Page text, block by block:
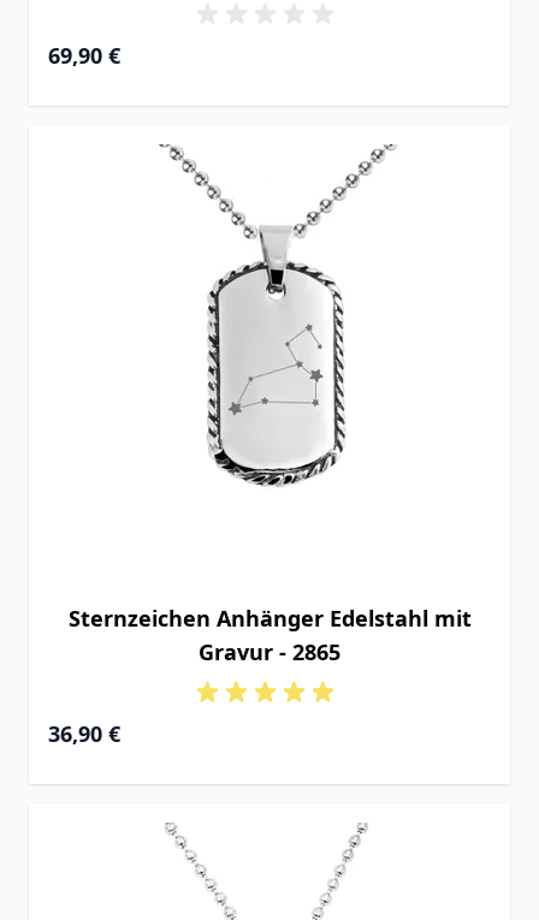
69,90 €
Sternzeichen Anhänger Edelstahl mit
Gravur - 2865
36,90 €